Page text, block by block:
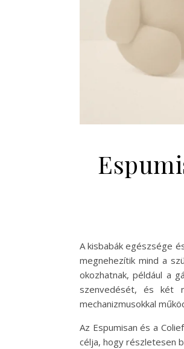
A kisbabák egészsége
megnehezítik mind a
okozhatnak, például a
szenvedését, és két
mechanizmusokkal
Az Espumisan és a
célja, hogy részletesen